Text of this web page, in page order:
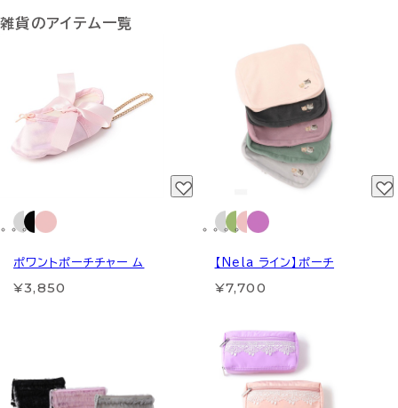
雑貨のアイテム一覧
ポワントポーチチャー ム
¥3,850
【Nela ライン】ポーチ
¥7,700